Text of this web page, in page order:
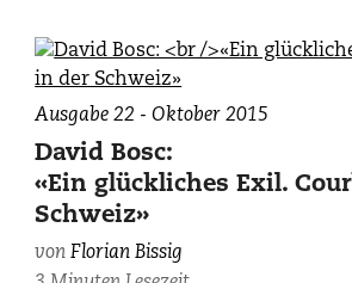
Ausgabe 22 - Oktober 2015
David Bosc:
«Ein glückliches Exil.
Schweiz»
vonFlorian Bissig